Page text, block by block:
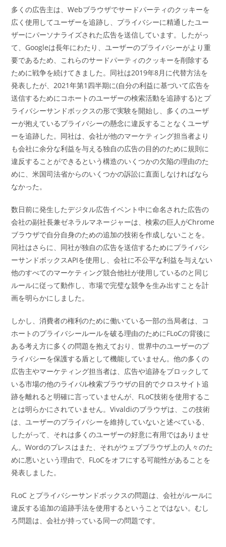
テ
ゴ
リ
ー:
多くの広告主は、Webブラウザでサードパーティのクッキーを
広く使用してユーザーを追跡し、プライバシーに精通したユー
ザーにパーソナライズされた広告を送信しています。したがっ
て、Googleは長年にわたり、ユーザーのプライバシーがより重
要であるため、これらのサードパーティのクッキーを削除する
ために戦争を続けてきました。同社は2019年8月に代替方法を
発表したが、2021年第1四半期に(自分の利益に基づいて広告を
送信するためにコホートのユーザーの検索活動を追跡する)とプ
ライバシーサンドボックスの形で実験を開始し、多くのユーザ
ーが抱えているプライバシーの懸念に違反することなくユーザ
ーを追跡した。同社は、会社が他のマーケティング担当者より
も会社に余分な利益を与える独自の広告の目的のために規則に
違反することができるという構造のいくつかの欠陥の理由のた
めに、米国司法省からのいくつかの訴訟に直面しなければなら
なかった。
数日前に発生したデジタル広告イベント中に命名された広告の
会社の副社長兼ゼネラルマネージャーは、検索の巨人がChrome
ブラウザで自分自身のための追加の技術を作成しないことを。
同社はさらに、同社が独自の広告を送信するためにプライバシ
ーサンドボックスAPIを使用し、会社に不公平な利益を与えない
他のすべてのマーケティング競合他社が使用しているのと同じ
ルールに従って動作し、市場で完璧な競争を生み出すことを計
画を明らかにしました。
しかし、消費者の権利のために働いている一部の当局者は、コ
ホートのプライバシールールを破る理由のためにFLoCの背後に
ある考え方に多くの問題を抱えており、世界中のユーザーのプ
ライバシーを保護する盾として機能していません。他の多くの
広告主やマーケティング担当者は、広告や追跡をブロックして
いる市場の他のライバル検索ブラウザの目的でクロスサイト追
跡を離れると明確に言っていませんが、FLoC技術を使用するこ
とは明らかにされていません。Vivaldiのブラウザは、この技術
は、ユーザーのプライバシーを維持していないと述べている、
したがって、それは多くのユーザーの好意に有用ではありませ
ん。Wordのプレスはまた、それがウェブブラウザ上の人々のた
めに悪いという理由で、FLoCをオフにする可能性があることを
発表しました。
FLoC とプライバシーサンドボックスの問題は、会社がルールに
違反する追加の追跡手法を使用するということではない。むし
ろ問題は、会社が持っている同一の問題です。